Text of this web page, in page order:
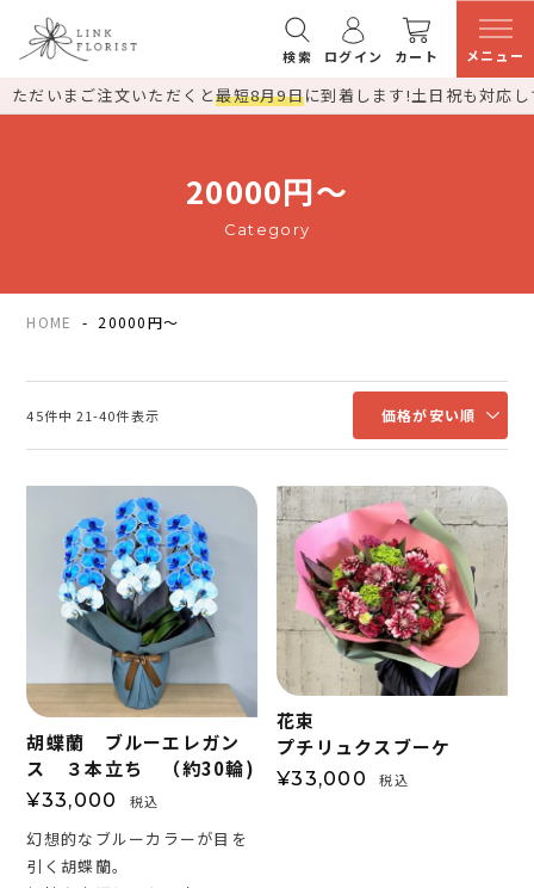
検索 ログイン カート メニュー
ただいまご注文いただくと最短8月9日に到着します!土日祝も対応
20000円～
Category
HOME 20000円～
価格が安い順
45件中 21-40件表示
胡蝶蘭 ブルーエレガン
ス ３本立ち （約30輪)
¥33,000 税込
幻想的なブルーカラーが目を
引く胡蝶蘭。
花束
プチリュクスブーケ
¥33,000 税込